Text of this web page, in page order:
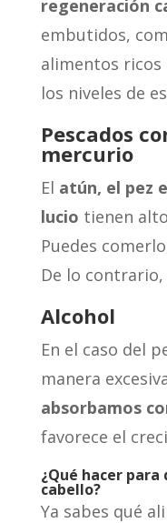
regeneración
embutidos,
alimentos ricos
los niveles de
Pescados
mercurio
El atún, el pez
lucio tienen
Puedes
De lo
Alcohol
En el caso del
manera
absorbamos
favorece el
¿Qué hacer
cabello?
Ya sabes qué